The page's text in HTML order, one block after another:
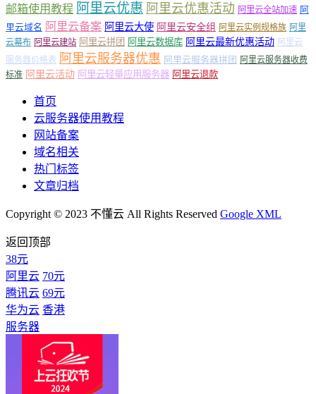
邮箱使用教程 阿里云优惠 阿里云优惠活动 阿里云全站加速 阿
里云域名 阿里云备案 阿里云大使 阿里云安全组 阿里云实例规格族 阿里
云幕布 阿里云建站 阿里云拼团 阿里云数据库 阿里云最新优惠活动 阿里云
服务器价格表 阿里云服务器优惠 阿里云服务器拼团 阿里云服务器收费
标准 阿里云活动 阿里云轻量应用服务器 阿里云退款
首页
云服务器使用教程
网站备案
域名相关
热门标签
文章归档
Copyright © 2023 不懂云 All Rights Reserved Google XML
返回顶部
38元
阿里云 70元
腾讯云 69元
华为云 香港
服务器